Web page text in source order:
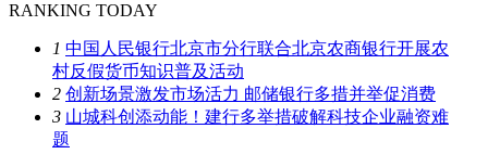
RANKING TODAY
1 中国人民银行北京市分行联合北京农商银行开展农
村反假货币知识普及活动
2 创新场景激发市场活力 邮储银行多措并举促消费
3 山城科创添动能！建行多举措破解科技企业融资难
题